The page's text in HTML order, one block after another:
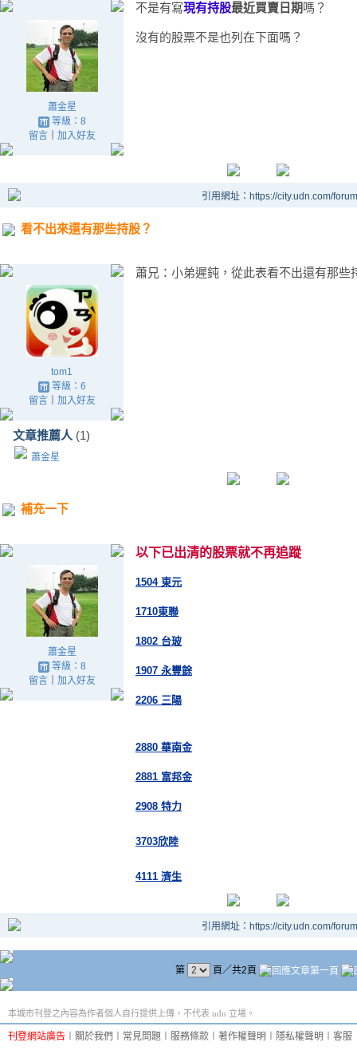
蕭金星
等級：8
留言｜ 加入好友
不是有寫現有持股最近買賣日期嗎？
沒有的股票不是也列在下面嗎？
引用網址：https://city.udn.com/
看不出來還有那些持股？
tom1
等級：6
留言｜ 加入好友
文章推薦人 (1)
蕭金星
蕭兄：小弟遲鈍，從此表看不出還有那些
補充一下
蕭金星
等級：8
留言｜ 加入好友
以下已出清的股票就不再追蹤
1504 東元
1710東聯
1802 台玻
1907 永豐餘
2206 三陽
2880 華南金
2881 富邦金
2908 特力
3703欣陸
4111 濟生
引用網址：https://city.udn.com/
第 頁／共2頁
本城市刊登之內容為作者個人自行提供上傳，不代表 udn 立場。
刊登網站廣告 關於我們 常見問題 服務條款 著作權聲明 隱私權聲明 客服